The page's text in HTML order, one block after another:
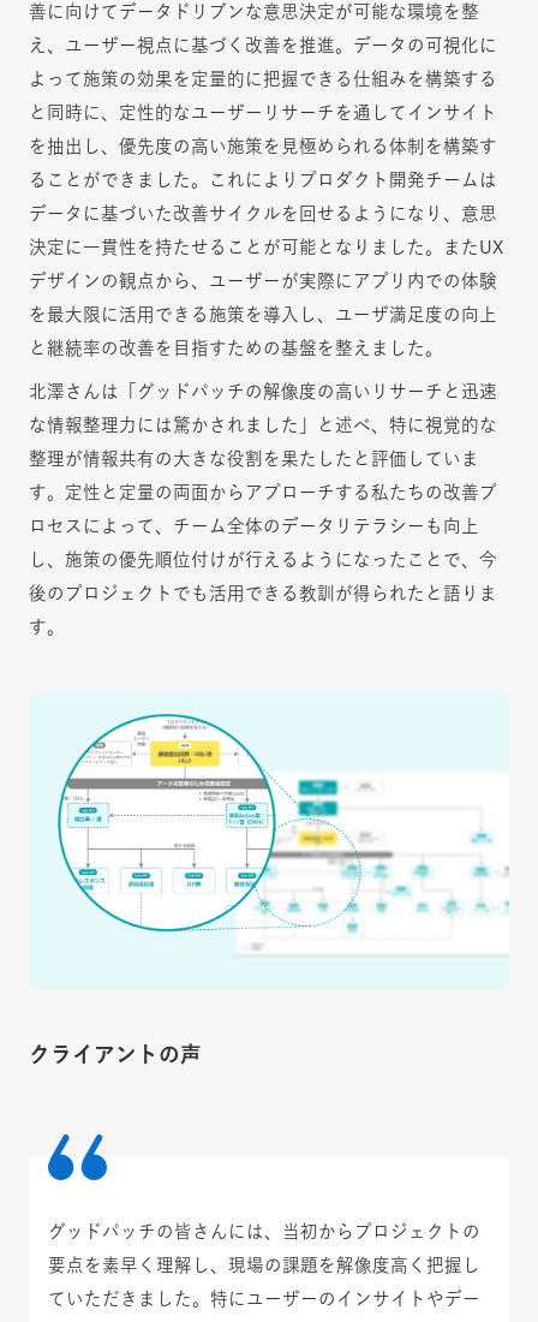
善に向けてデータドリブンな意思決定が可能な環境を整
え、ユーザー視点に基づく改善を推進。データの可視化に
よって施策の効果を定量的に把握できる仕組みを構築する
と同時に、定性的なユーザーリサーチを通してインサイト
を抽出し、優先度の高い施策を見極められる体制を構築す
ることができました。これによりプロダクト開発チームは
データに基づいた改善サイクルを回せるようになり、意思
決定に一貫性を持たせることが可能となりました。またUX
デザインの観点から、ユーザーが実際にアプリ内での体験
を最大限に活用できる施策を導入し、ユーザ満足度の向上
と継続率の改善を目指すための基盤を整えました。
北澤さんは「グッドパッチの解像度の高いリサーチと迅速
な情報整理力には驚かされました」と述べ、特に視覚的な
整理が情報共有の大きな役割を果たしたと評価していま
す。定性と定量の両面からアプローチする私たちの改善プ
ロセスによって、チーム全体のデータリテラシーも向上
し、施策の優先順位付けが行えるようになったことで、今
後のプロジェクトでも活用できる教訓が得られたと語りま
す。
クライアントの声
グッドパッチの皆さんには、当初からプロジェクトの
要点を素早く理解し、現場の課題を解像度高く把握し
ていただきました。特にユーザーのインサイトやデー